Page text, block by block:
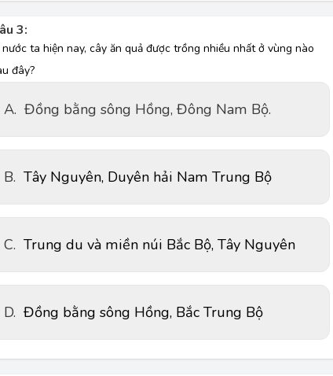
3:
ta hiện nay, cây ăn quả được trồng nhiều nhất ở vùng nào
đây?
A. Đồng bằng sông Hồng, Đông Nam Bộ.
B. Tây Nguyên, Duyên hải Nam Trung Bộ
C. Trung du và miền núi Bắc Bộ, Tây Nguyên
D. Đồng bằng sông Hồng, Bắc Trung Bộ